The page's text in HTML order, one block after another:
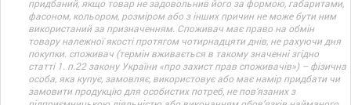
придбаний, якщо товар не задовольнив його за формою, габаритами,
фасоном, кольором, розміром або з інших причин не може бути ним
використаний за призначенням. Споживач має право на обмін
товару належної якості протягом чотирнадцяти днів, не рахуючи дня
покупки. споживач (термін вживається в такому значенні згідно
статті 1. п.22 закону України «про захист прав споживачів») – фізична
особа, яка купує, замовляє, використовує або має намір придбати чи
замовити продукцію для особистих потреб, не пов’язаних з